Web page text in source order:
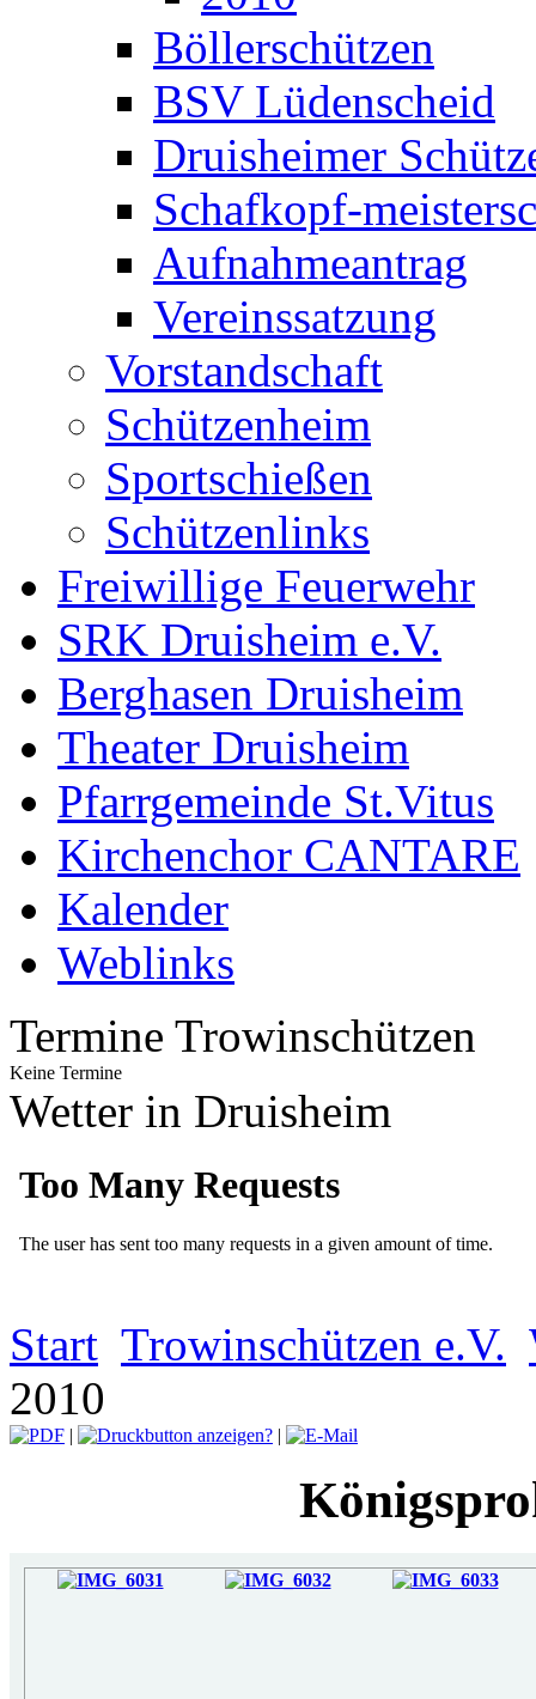
Böllerschützen
BSV Lüdenscheid
Druisheimer
Schafkopf-
Aufnahmeantrag
Vereinssatzung
Vorstandschaft
Schützenheim
Sportschießen
Schützenlinks
Freiwillige Feuerwehr
SRK Druisheim e.V.
Berghasen Druisheim
Theater Druisheim
Pfarrgemeinde St.Vitus
Kirchenchor CANTARE
Kalender
Weblinks
Termine Trowinschützen
Keine Termine
Wetter in Druisheim
Start Trowinschützen e.V.
2010
| |